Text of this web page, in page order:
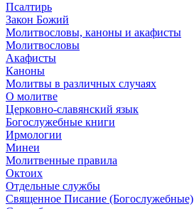
Псалтирь
Закон Божий
Молитвословы, каноны и акафисты
Молитвословы
Акафисты
Каноны
Молитвы в различных случаях
О молитве
Церковно-славянский язык
Богослужебные книги
Ирмологии
Минеи
Молитвенные правила
Октоих
Отдельные службы
Священное Писание (Богослужебные)